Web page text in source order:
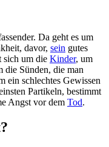
Da geht es um
davor, sein gutes
sich um die Kinder, um
die Sünden, die man
ein schlechtes Gewissen
Partikeln, bestimmt
Angst vor dem Tod.